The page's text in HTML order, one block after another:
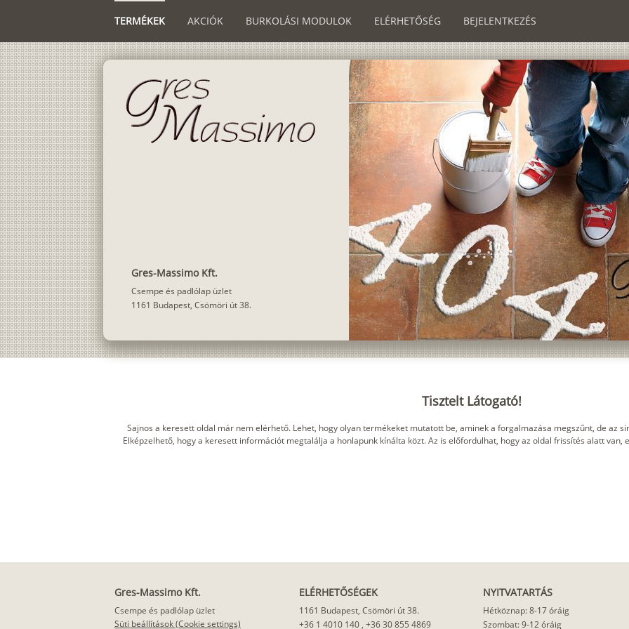
TERMÉKEK AKCIÓK BURKOLÁSI MODULOK ELÉRHETŐSÉG BEJELENTKEZÉS
Gres-Massimo Kft.
Csempe és padlólap üzlet
1161 Budapest, Csömöri út 38.
Tisztelt Látogató!
Sajnos a keresett oldal már nem elérhető. Lehet, hogy olyan termékeket mutatott be, aminek a forgalmazása megszűnt, de az
Elképzelhető, hogy a keresett információt megtalálja a honlapunk kínálta közt. Az is előfordulhat, hogy az oldal frissítés alatt van,
Gres-Massimo Kft.
Csempe és padlólap üzlet
Süti beállítások (Cookie settings)
ELÉRHETŐSÉGEK
1161 Budapest, Csömöri út 38.
+36 1 4010 140, +36 30 855 4869
NYITVATARTÁS
Hétköznap: 8-17 óráig
Szombat: 9-12 óráig